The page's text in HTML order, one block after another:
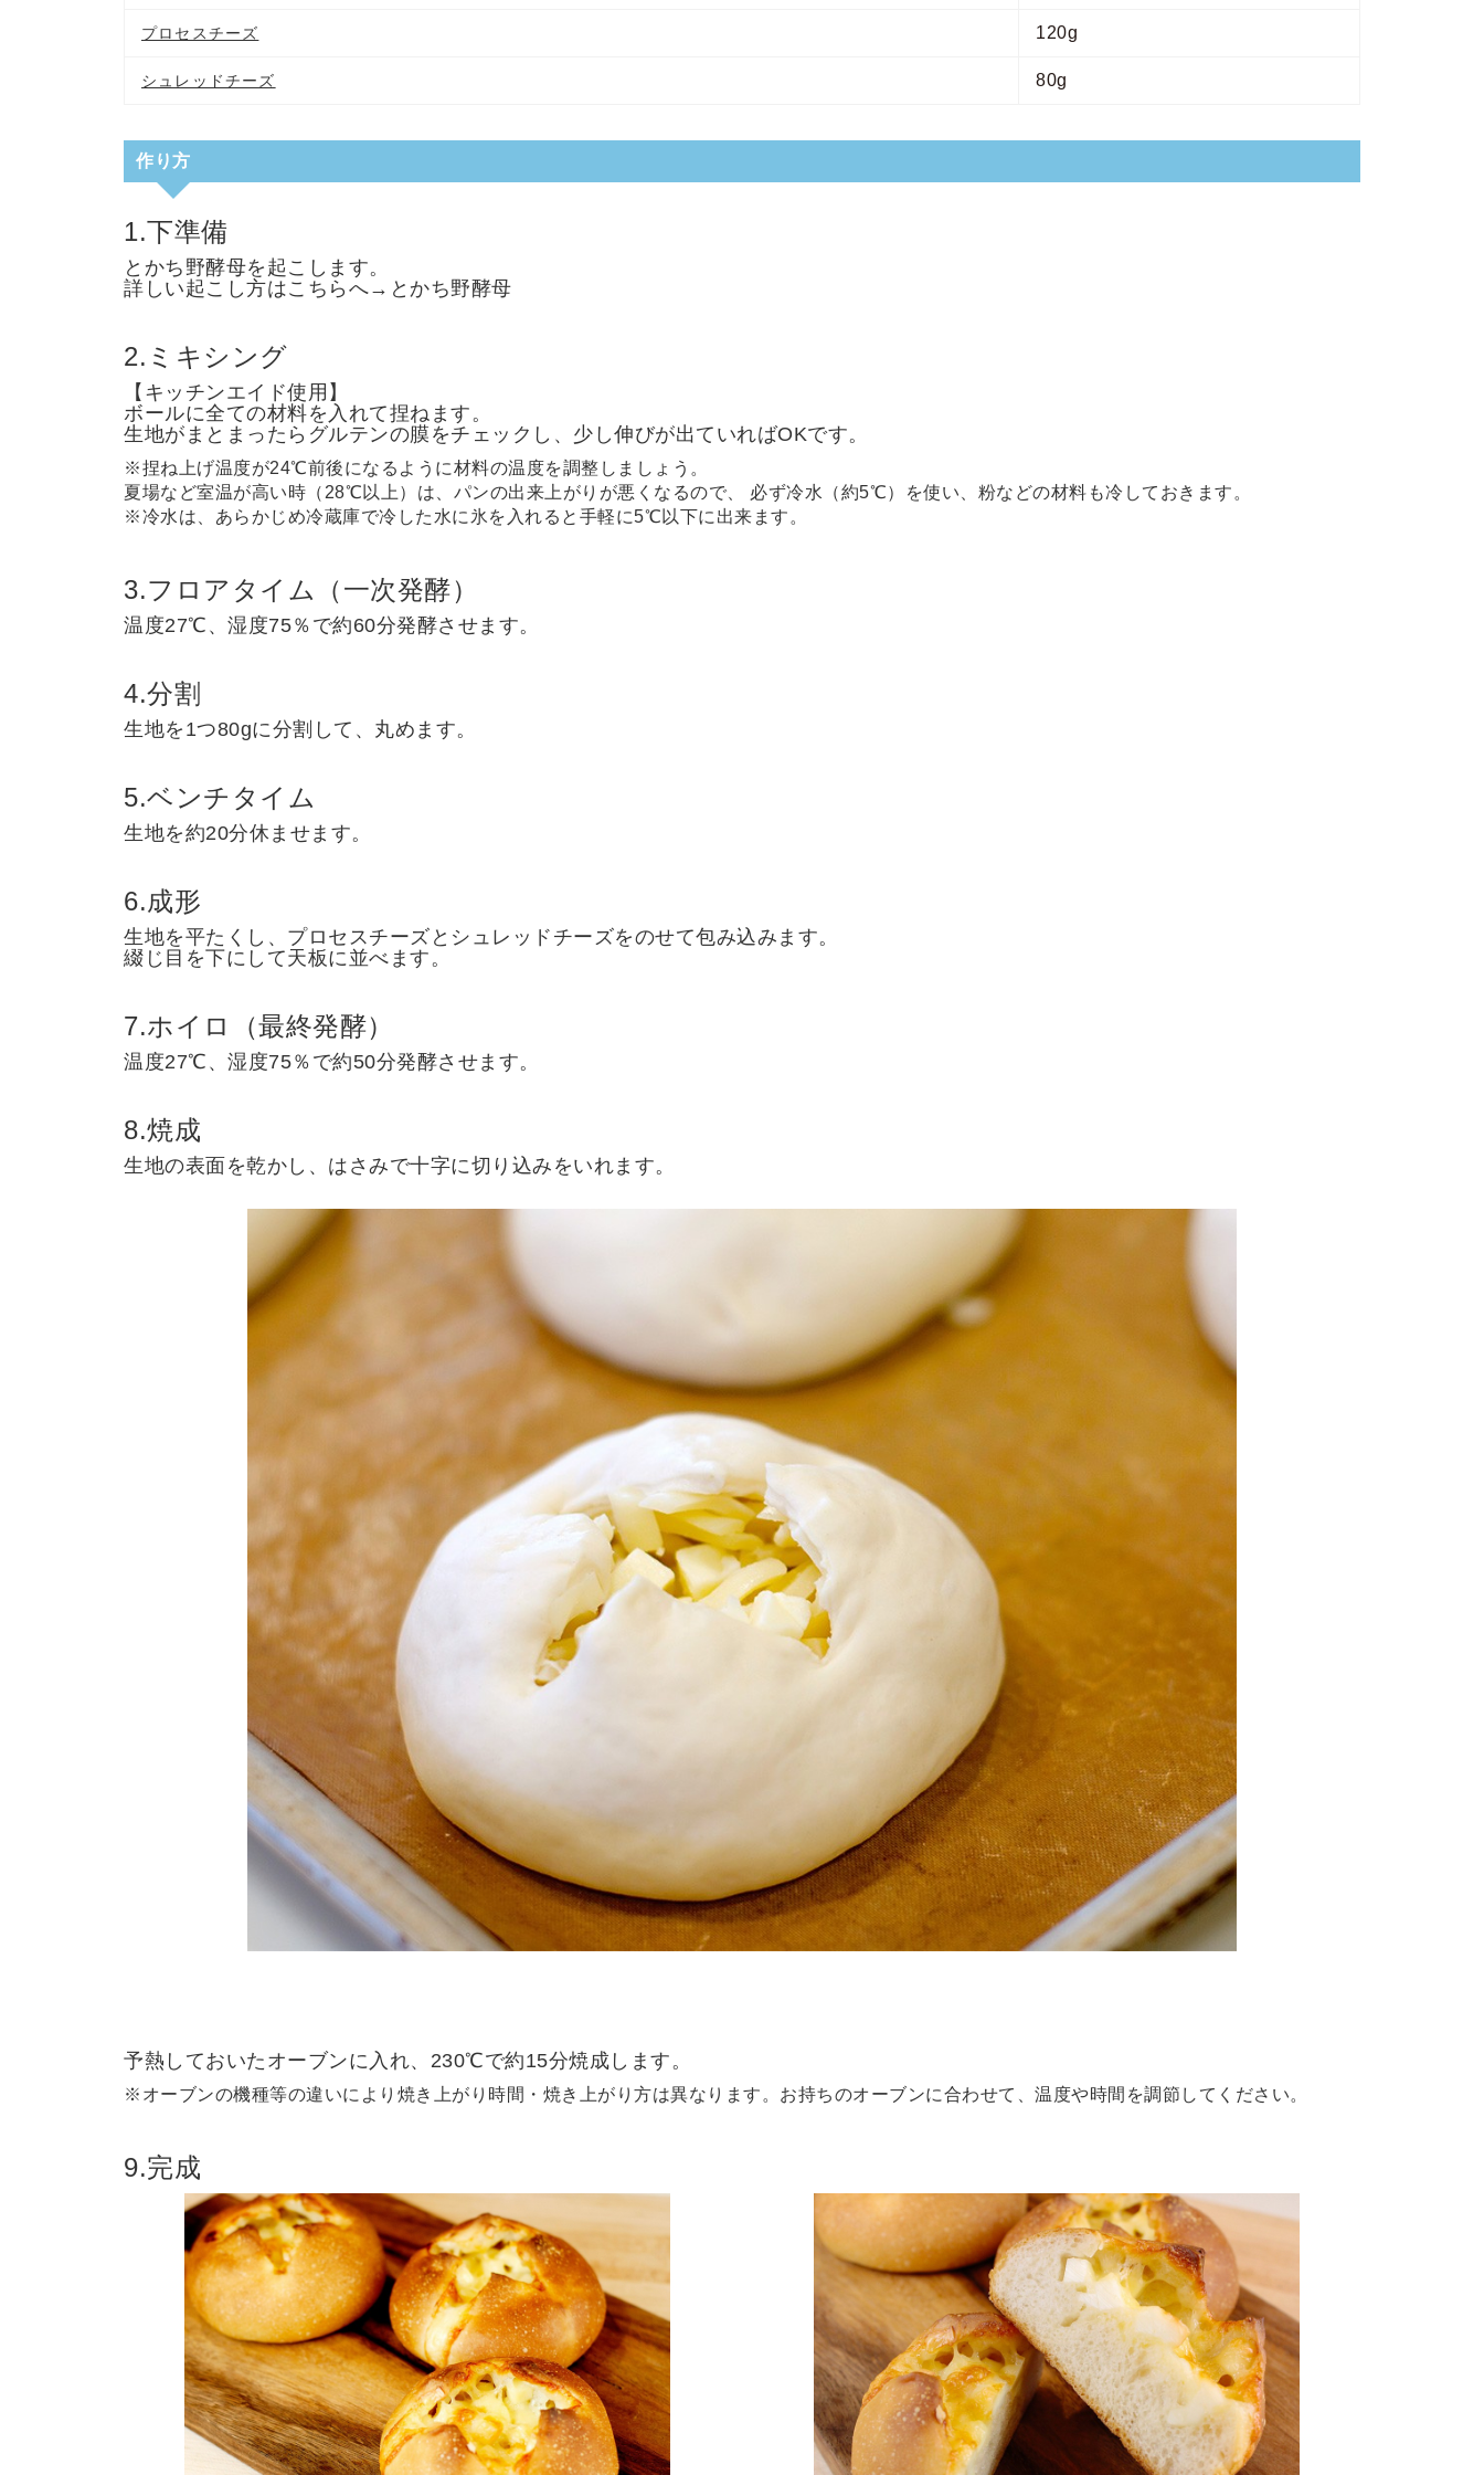
プロセスチーズ 120g
シュレッドチーズ 80g
作り方
1.下準備
とかち野酵母を起こします。
詳しい起こし方はこちらへ→ とかち野酵母
2.ミキシング
【キッチンエイド使用】
ボールに全ての材料を入れて捏ねます。
生地がまとまったらグルテンの膜をチェックし、少し伸びが出ていればOKです。
※捏ね上げ温度が24℃前後になるように材料の温度を調整しましょう。
夏場など室温が高い時（28℃以上）は、パンの出来上がりが悪くなるので、 必ず冷水（約5℃）を使い、粉などの材料も冷しておきます。
※冷水は、あらかじめ冷蔵庫で冷した水に氷を入れると手軽に5℃以下に出来ます。
3.フロアタイム（一次発酵）
温度27℃、湿度75％で約60分発酵させます。
4.分割
生地を1つ80gに分割して、丸めます。
5.ベンチタイム
生地を約20分休ませます。
6.成形
生地を平たくし、プロセスチーズとシュレッドチーズをのせて包み込みます。
綴じ目を下にして天板に並べます。
7.ホイロ（最終発酵）
温度27℃、湿度75％で約50分発酵させます。
8.焼成
生地の表面を乾かし、はさみで十字に切り込みをいれます。
予熱しておいたオーブンに入れ、230℃で約15分焼成します。
※オーブンの機種等の違いにより焼き上がり時間・焼き上がり方は異なります。お持ちのオーブンに合わせて、温度や時間を調節してください。
9.完成